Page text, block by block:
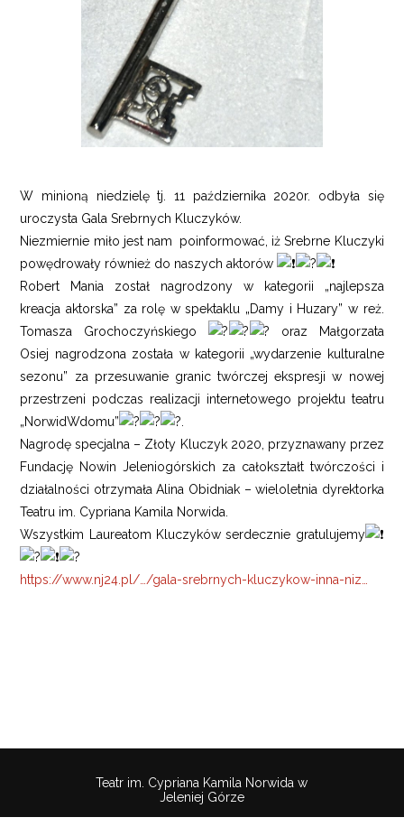
W minioną niedzielę tj. 11 października 2020r. odbyła się
uroczysta Gala Srebrnych Kluczyków.
Niezmiernie miło jest nam poinformować, iż Srebrne Kluczyki
powędrowały również do naszych aktorów
Robert Mania został nagrodzony w kategorii „najlepsza
kreacja aktorska” za rolę w spektaklu „Damy i Huzary” w reż.
Tomasza Grochoczyńskiego
oraz Małgorzata
Osiej nagrodzona została w kategorii „wydarzenie kulturalne
sezonu” za przesuwanie granic twórczej ekspresji w nowej
przestrzeni podczas realizacji internetowego projektu teatru
„NorwidWdomu”
Nagrodę specjalna – Złoty Kluczyk 2020, przyznawany przez
Fundację Nowin Jeleniogórskich za całokształt twórczości i
działalności otrzymała Alina Obidniak – wieloletnia dyrektorka
Teatru im. Cypriana Kamila Norwida.
Wszystkim Laureatom Kluczyków serdecznie gratulujemy
https://www.nj24.pl/…/gala-srebrnych-kluczykow-inna-niz…
Teatr im. Cypriana Kamila Norwida w
Jeleniej Górze